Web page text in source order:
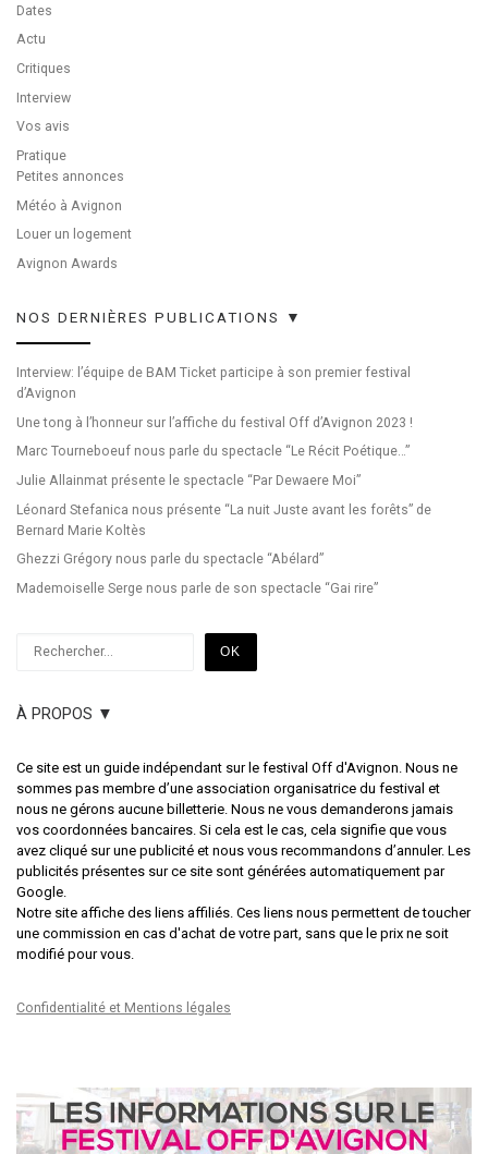
Dates
Actu
Critiques
Interview
Vos avis
Pratique
Petites annonces
Météo à Avignon
Louer un logement
Avignon Awards
NOS DERNIÈRES PUBLICATIONS ▼
Interview: l’équipe de BAM Ticket participe à son premier festival
d’Avignon
Une tong à l’honneur sur l’affiche du festival Off d’Avignon 2023 !
Marc Tourneboeuf nous parle du spectacle “Le Récit Poétique…”
Julie Allainmat présente le spectacle “Par Dewaere Moi”
Léonard Stefanica nous présente “La nuit Juste avant les forêts” de
Bernard Marie Koltès
Ghezzi Grégory nous parle du spectacle “Abélard”
Mademoiselle Serge nous parle de son spectacle “Gai rire”
OK
À PROPOS ▼
Ce site est un guide indépendant sur le festival Off d'Avignon. Nous ne
sommes pas membre d’une association organisatrice du festival et
nous ne gérons aucune billetterie. Nous ne vous demanderons jamais
vos coordonnées bancaires. Si cela est le cas, cela signifie que vous
avez cliqué sur une publicité et nous vous recommandons d’annuler. Les
publicités présentes sur ce site sont générées automatiquement par
Google.
Notre site affiche des liens affiliés. Ces liens nous permettent de toucher
une commission en cas d'achat de votre part, sans que le prix ne soit
modifié pour vous.
Confidentialité et Mentions légales